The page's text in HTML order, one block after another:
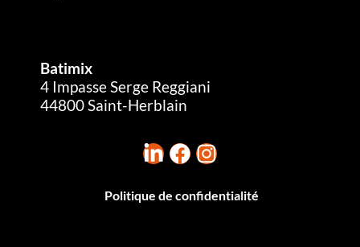
Batimix
4 Impasse Serge Reggiani
44800 Saint-Herblain
Politique de confidentialité